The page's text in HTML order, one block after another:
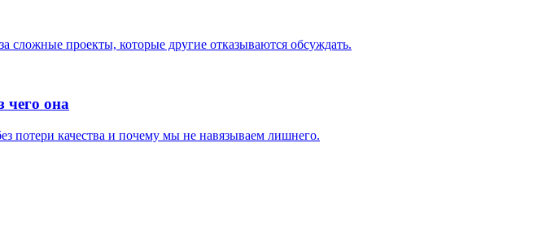
сложные проекты, которые другие отказываются обсуждать.
чего она
потери качества и почему мы не навязываем лишнего.